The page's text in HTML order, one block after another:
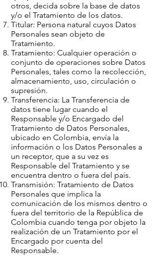
otros, decida sobre la base de datos
y/o el Tratamiento de los datos.
Titular: Persona natural cuyos Datos
Personales sean objeto de
Tratamiento.
Tratamiento: Cualquier operación o
conjunto de operaciones sobre Datos
Personales, tales como la recolección,
almacenamiento, uso, circulación o
supresión.
Transferencia: La Transferencia de
datos tiene lugar cuando el
Responsable y/o Encargado del
Tratamiento de Datos Personales,
ubicado en Colombia, envía la
información o los Datos Personales a
un receptor, que a su vez es
Responsable del Tratamiento y se
encuentra dentro o fuera del país.
Transmisión: Tratamiento de Datos
Personales que implica la
comunicación de los mismos dentro o
fuera del territorio de la República de
Colombia cuando tenga por objeto la
realización de un Tratamiento por el
Encargado por cuenta del
Responsable.